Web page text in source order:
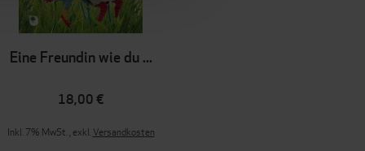
Eine Freundin wie du ...
18,00 €
Inkl. 7% MwSt.,exkl.Versandkosten